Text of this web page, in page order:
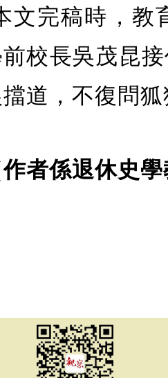
文完稿時，教
校長吳茂昆
道，不復問
作者係退休史